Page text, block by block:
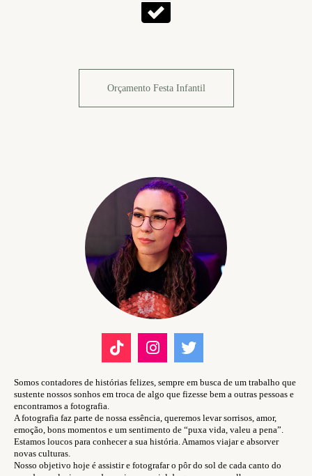
Orçamento Festa Infantil
Somos contadores de histórias felizes, sempre em busca de um trabalho que
sustente nossos sonhos em troca de algo que fizesse bem a outras pessoas e
encontramos a fotografia.
A fotografia faz parte de nossa essência, queremos levar sorrisos, amor,
emoção, bons momentos e um sentimento de “puxa vida, valeu a pena”.
Estamos loucos para conhecer a sua história. Amamos viajar e absorver
novas culturas.
Nosso objetivo hoje é assistir e fotografar o pôr do sol de cada canto do